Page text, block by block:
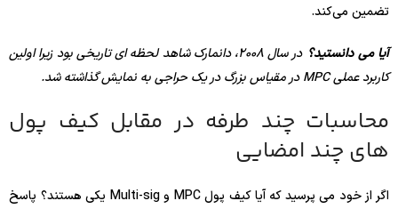
تضمین می‌کند.
آیا می دانستید؟
در سال 2008، دانمارک شاهد لحظه ای تاریخی بود زیرا اولین
کاربرد عملی MPC در مقیاس بزرگ در یک حراجی به نمایش گذاشته شد.
محاسبات چند طرفه در مقابل کیف پول
های چند امضایی
اگر از خود می پرسید که آیا کیف پول MPC و Multi-sig یکی هستند؟ پاسخ